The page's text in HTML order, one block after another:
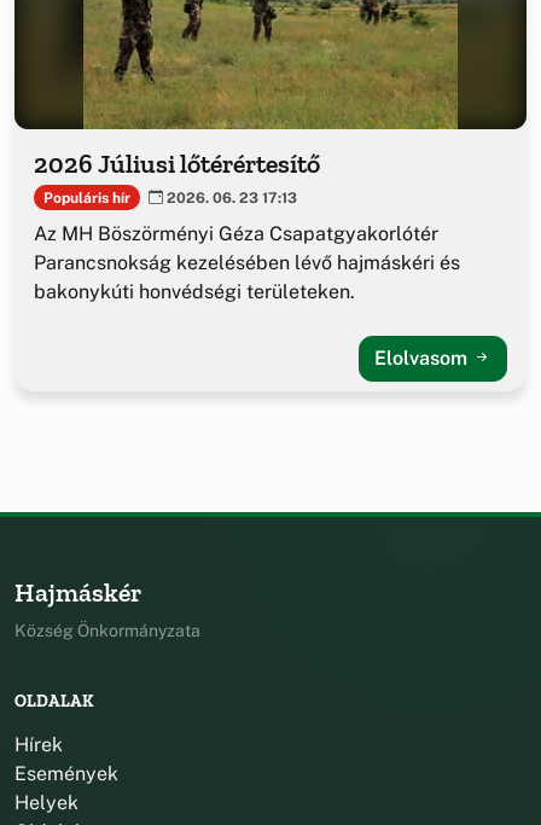
2026 Júliusi lőtérértesítő
Populáris hír 2026. 06. 23 17:13
Az MH Böszörményi Géza Csapatgyakorlótér
Parancsnokság kezelésében lévő hajmáskéri és
bakonykúti honvédségi területeken.
Elolvasom
Hajmáskér
Község Önkormányzata
OLDALAK
Hírek
Események
Helyek